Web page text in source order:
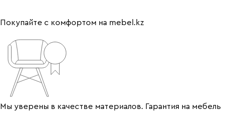
Покупайте с комфортом на mebel.kz
Мы уверены в качестве материалов. Гарантия на мебель